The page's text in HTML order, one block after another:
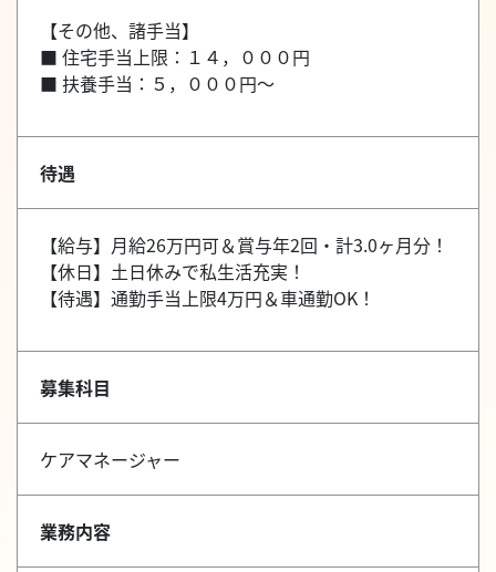
【その他、諸手当】
■ 住宅手当上限：１４，０００円
■ 扶養手当：５，０００円～
待遇
【給与】月給26万円可＆賞与年2回・計3.0ヶ月分！
【休日】土日休みで私生活充実！
【待遇】通勤手当上限4万円＆車通勤OK！
募集科目
ケアマネージャー
業務内容